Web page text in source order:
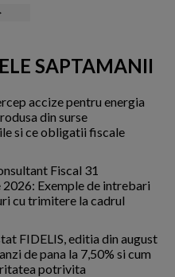
SAPTAMANII
accize pentru energia
din surse
si ce obligatii fiscale
Fiscal 31
Exemple de intrebari
cu trimitere la cadrul
FIDELIS, editia din august
de pana la 7,50% si cum
potrivita